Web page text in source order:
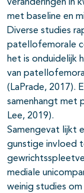
veranderingen in
met baseline en
Diverse studies
patellofemorale
het is onduidelijk
van
(LaPrade, 2017).
samenhangt met
Lee, 2019).
Samengevat lijkt
gunstige invloed
mediale
weinig studies